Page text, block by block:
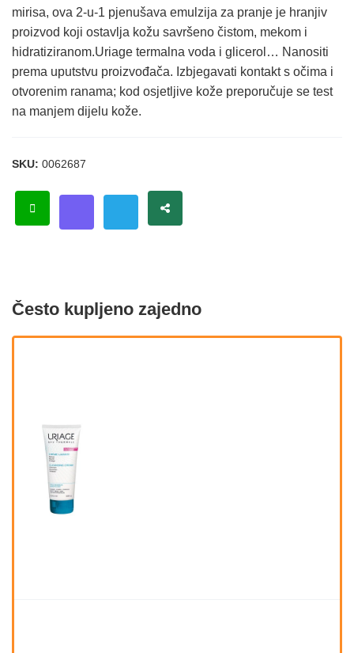
mirisa, ova 2-u-1 pjenušava emulzija za pranje je hranjiv
proizvod koji ostavlja kožu savršeno čistom, mekom i
hidratiziranom.Uriage termalna voda i glicerol… Nanositi
prema uputstvu proizvođača. Izbjegavati kontakt s očima i
otvorenim ranama; kod osjetljive kože preporučuje se test
na manjem dijelu kože.
SKU: 0062687
Često kupljeno zajedno